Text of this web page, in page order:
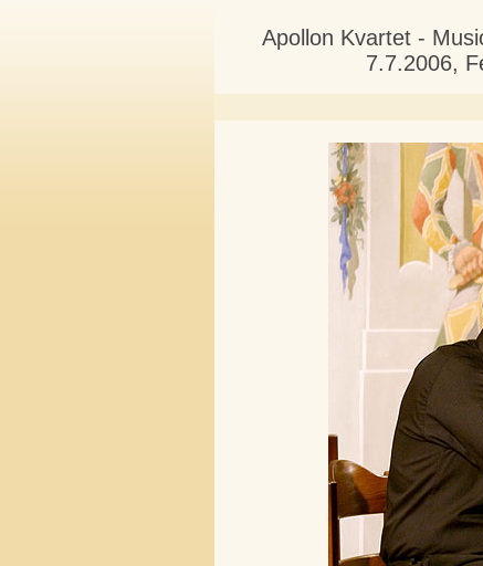
Apollon Kvartet -
7.7.2006,